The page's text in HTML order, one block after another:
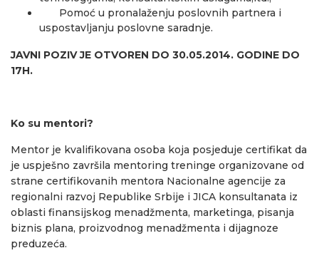
Pomoć u pronalaženju poslovnih partnera i
uspostavljanju poslovne saradnje.
JAVNI POZIV JE OTVOREN DO 30.05.2014. GODINE DO
17H.
Ko su mentori?
Mentor je kvalifikovana osoba koja posjeduje certifikat da
je uspješno završila mentoring treninge organizovane od
strane certifikovanih mentora Nacionalne agencije za
regionalni razvoj Republike Srbije i JICA konsultanata iz
oblasti finansijskog menadžmenta, marketinga, pisanja
biznis plana, proizvodnog menadžmenta i dijagnoze
preduzeća.